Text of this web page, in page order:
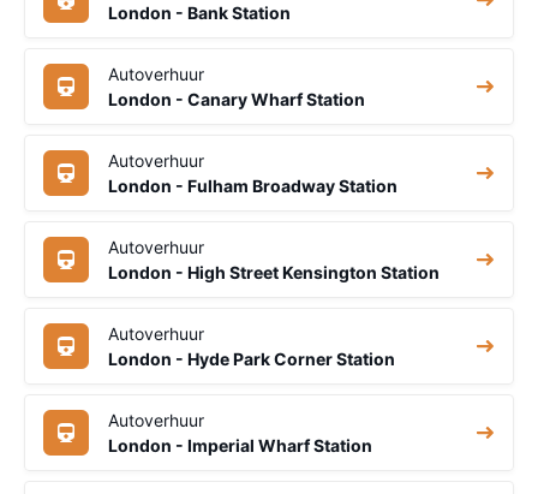
London - Bank Station
Autoverhuur
London - Canary Wharf Station
Autoverhuur
London - Fulham Broadway Station
Autoverhuur
London - High Street Kensington Station
Autoverhuur
London - Hyde Park Corner Station
Autoverhuur
London - Imperial Wharf Station